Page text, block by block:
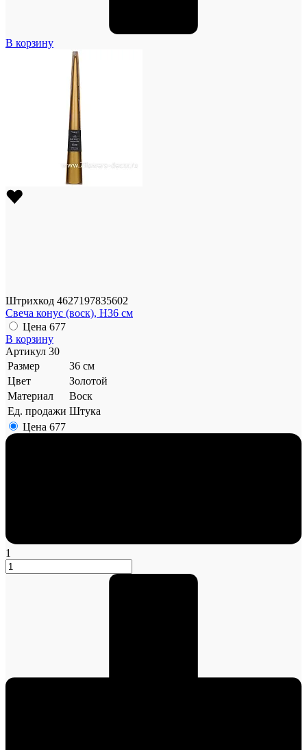
В корзину
Штрихкод 4627197835602
Свеча конус (воск), H36 см
Цена 677
В корзину
Артикул 30
Размер
36 см
Цвет
Золотой
Материал
Воск
Ед. продажи Штука
Цена 677
1